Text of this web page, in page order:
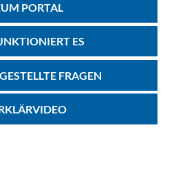
PORTAL
ES
FRAGEN